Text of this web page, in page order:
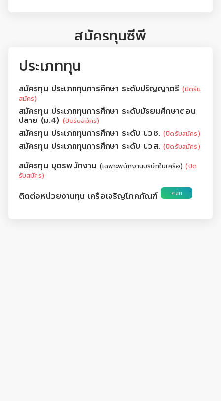
สมัครทุนซีพี
ประเภททุน
สมัครทุน ประเภททุนการศึกษา ระดับปริญญาตรี(ปิดรับ
สมัคร)
สมัครทุน ประเภททุนการศึกษา ระดับมัธยมศึกษาตอน
ปลาย (ม.4) (ปิดรับสมัคร)
สมัครทุน ประเภททุนการศึกษา ระดับ ปวช.(ปิดรับสมัคร)
สมัครทุน ประเภททุนการศึกษา ระดับ ปวส.(ปิดรับสมัคร)
สมัครทุน บุตรพนักงาน (เฉพาะพนักงานบริษัทในเครือ) (ปิด
รับสมัคร)
ติดต่อหน่วยงานทุน เครือเจริญโภคภัณฑ์ คลิก